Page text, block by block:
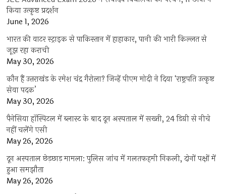
किया उत्कृष्ट प्रदर्शन
June 1, 2026
भारत की वाटर स्ट्राइक से पाकिस्तान में हाहाकार, पानी की भारी किल्लत से
जूझ रहा कराची
May 30, 2026
कौन हैं उत्तराखंड के रमेश चंद्र गैरोला? जिन्हें पीएम मोदी ने दिया ‘राष्ट्रपति उत्कृष्ट
सेवा पदक’
May 30, 2026
पैनेसिया हॉस्पिटल में ब्लास्ट के बाद दून अस्पताल में सख्ती, 24 डिग्री से नीचे
नहीं चलेंगे एसी
May 26, 2026
दून अस्पताल छेड़छाड़ मामला: पुलिस जांच में गलतफहमी निकली, दोनों पक्षों में
हुआ समझौता
May 26, 2026